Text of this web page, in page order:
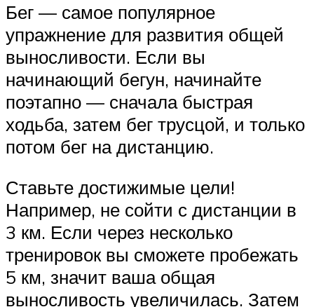
Бег — самое популярное
упражнение для развития общей
выносливости. Если вы
начинающий бегун, начинайте
поэтапно — сначала быстрая
ходьба, затем бег трусцой, и только
потом бег на дистанцию.
Ставьте достижимые цели!
Например, не сойти с дистанции в
3 км. Если через несколько
тренировок вы сможете пробежать
5 км, значит ваша общая
выносливость увеличилась. Затем